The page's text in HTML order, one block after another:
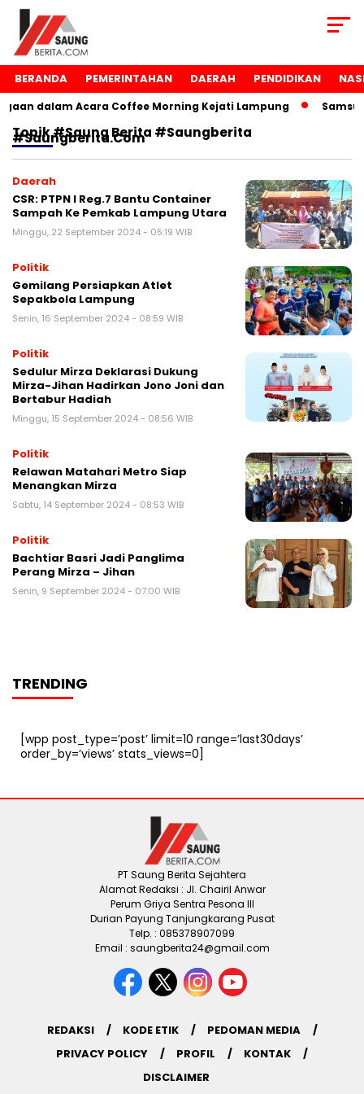
BERANDA PEMERINTAHAN DAERAH PENDIDIKAN
dalam Acara Coffee Morning Kejati Lampung
Topik#saung Berita #saungberita
#saungberita.com
Daerah
CSR: PTPN I Reg.7 Bantu Container
Sampah Ke Pemkab Lampung Utara
Minggu, 22 September 2024 - 05:19 WIB
Politik
Gemilang Persiapkan Atlet
Sepakbola Lampung
Senin, 16 September 2024 - 08:59 WIB
Politik
Sedulur Mirza Deklarasi Dukung
Mirza-Jihan Hadirkan Jono Joni dan
Bertabur Hadiah
Minggu, 15 September 2024 - 08:56 WIB
Politik
Relawan Matahari Metro Siap
Menangkan Mirza
Sabtu, 14 September 2024 - 08:53 WIB
Politik
Bachtiar Basri Jadi Panglima
Perang Mirza – Jihan
Senin, 9 September 2024 - 07:00 WIB
TRENDING
[wpp post_type=’post’ limit=10 range=’last30days’
order_by=’views’ stats_views=0]
PT Saung Berita Sejahtera
Alamat Redaksi : Jl. Chairil Anwar
Perum Griya Sentra Pesona III
Durian Payung Tanjungkarang Pusat
Telp. : 085378907099
Email : saungberita24@gmail.com
REDAKSI KODE ETIK
PEDOMAN MEDIA
PRIVACY POLICY
PROFIL
KONTAK
DISCLAIMER